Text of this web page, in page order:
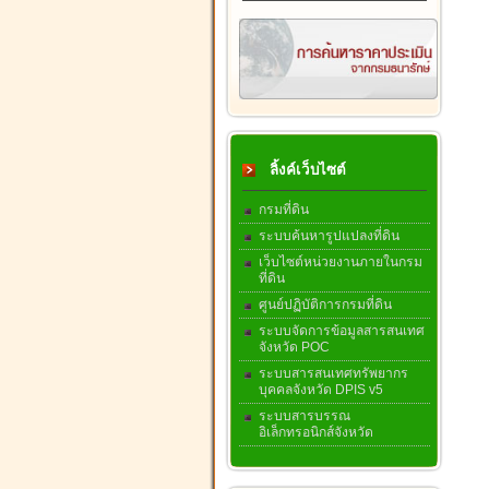
ลิ้งค์เว็บไซต์
กรมที่ดิน
ระบบค้นหารูปแปลงที่ดิน
เว็บไซต์หน่วยงานภายในกรม
ที่ดิน
ศูนย์ปฏิบัติการกรมที่ดิน
ระบบจัดการข้อมูลสารสนเทศ
จังหวัด POC
ระบบสารสนเทศทรัพยากร
บุคคลจังหวัด DPIS v5
ระบบสารบรรณ
อิเล็กทรอนิกส์จังหวัด